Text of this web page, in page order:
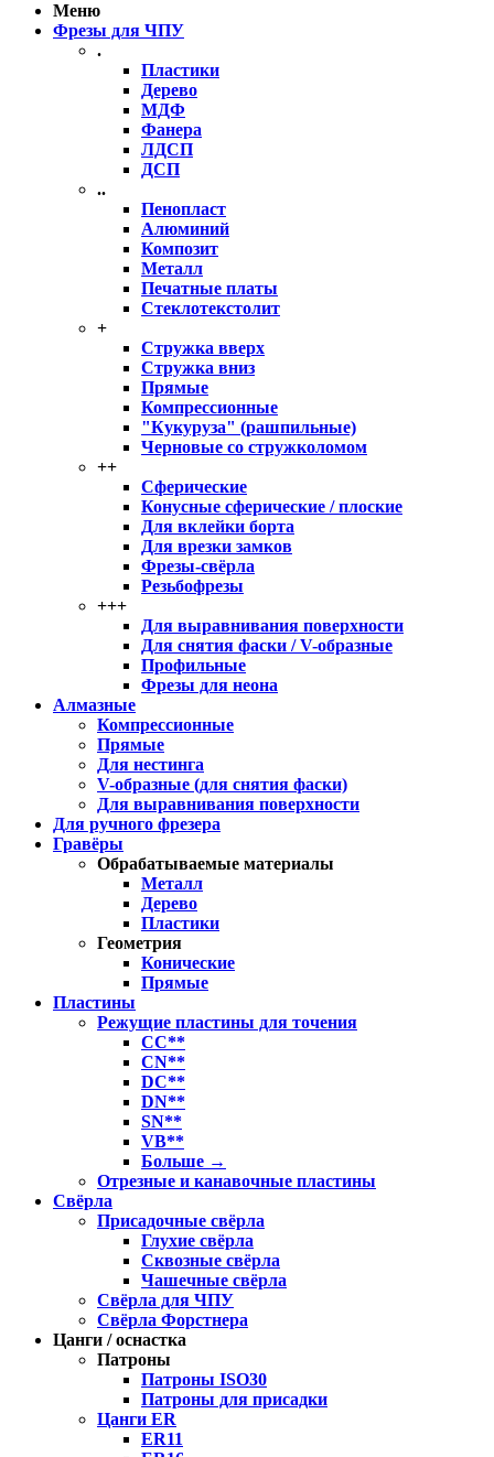
Меню
Фрезы для ЧПУ
.
Пластики
Дерево
МДФ
Фанера
ЛДСП
ДСП
..
Пенопласт
Алюминий
Композит
Металл
Печатные платы
Стеклотекстолит
+
Стружка вверх
Стружка вниз
Прямые
Компрессионные
"Кукуруза" (рашпильные)
Черновые со стружколомом
++
Сферические
Конусные сферические / плоские
Для вклейки борта
Для врезки замков
Фрезы-свёрла
Резьбофрезы
+++
Для выравнивания поверхности
Для снятия фаски / V-образные
Профильные
Фрезы для неона
Алмазные
Компрессионные
Прямые
Для нестинга
V-образные (для снятия фаски)
Для выравнивания поверхности
Для ручного фрезера
Гравёры
Обрабатываемые материалы
Металл
Дерево
Пластики
Геометрия
Конические
Прямые
Пластины
Режущие пластины для точения
CC**
CN**
DC**
DN**
SN**
VB**
Больше →
Отрезные и канавочные пластины
Свёрла
Присадочные свёрла
Глухие свёрла
Сквозные свёрла
Чашечные свёрла
Свёрла для ЧПУ
Свёрла Форстнера
Цанги / оснастка
Патроны
Патроны ISO30
Патроны для присадки
Цанги ER
ER11